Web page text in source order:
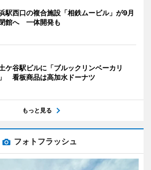
駅西口の複合施設「相鉄ムービル」が9月
館へ 一体開発も
ケ谷駅ビルに「ブルックリンベーカリ
看板商品は高加水ドーナツ
もっと見る
フォトフラッシュ